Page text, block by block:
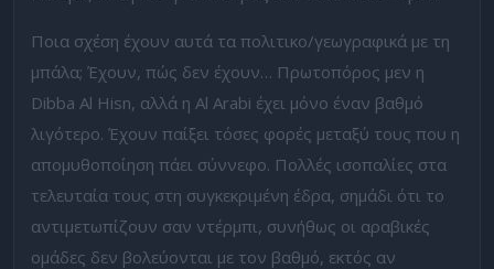
Ποια σχέση έχουν αυτά τα πολιτικο/γεωγραφικά με τη
μπάλα; Έχουν, πώς δεν έχουν… Πρωτοπόρος μεν η
Dibba Al Hisn, αλλά η Al Arabi έχει μόνο έναν βαθμό
λιγότερο. Έχουν παίξει τόσες φορές μεταξύ τους που η
απομυθοποίηση πάει σύννεφο. Πολλές ισοπαλίες στα
τελευταία τους στη συγκεκριμένη έδρα, σημάδι ότι το
αντιμετωπίζουν σαν ντέρμπι, συνήθως οι αραβικές
ομάδες δεν βολεύονται με τον βαθμό, εκτός αν